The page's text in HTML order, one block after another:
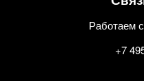
Работаем
+7